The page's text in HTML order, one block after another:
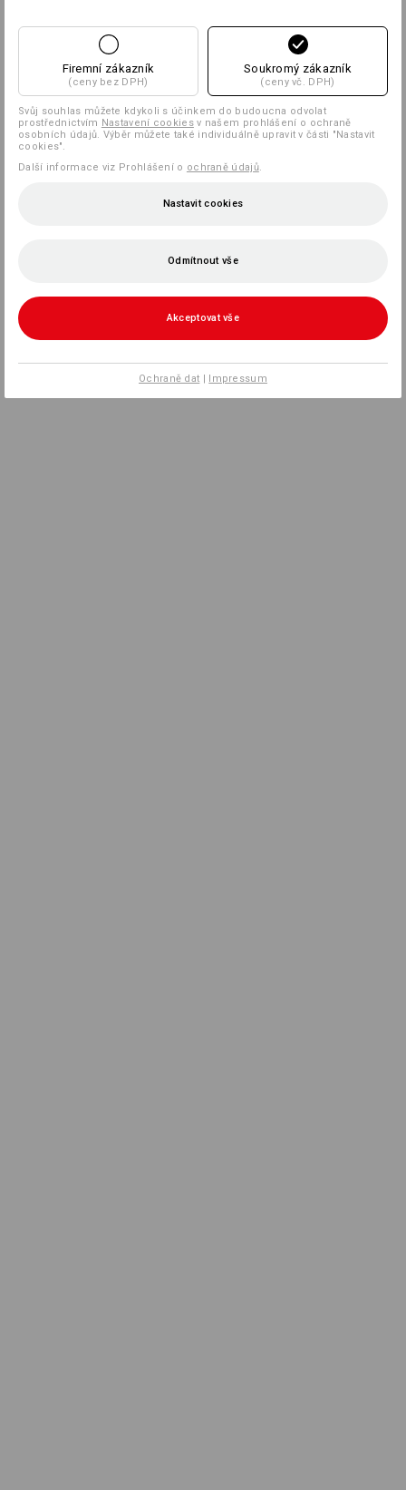
Firemní zákazník
(ceny bez DPH)
Soukromý zákazník
(ceny vč. DPH)
Svůj souhlas můžete kdykoli s účinkem do budoucna odvolat
prostřednictvím Nastavení cookiesv našem prohlášení o ochraně
osobních údajů. Výběr můžete také individuálně upravit v části "Nastavit
cookies".
Další informace viz Prohlášení o ochraně údajů.
Nastavit cookies
Odmítnout vše
Akceptovat vše
Ochraně dat | Impressum